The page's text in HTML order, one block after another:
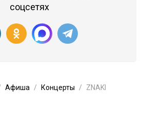
соцсетях
Афиша Концерты ZNAKI